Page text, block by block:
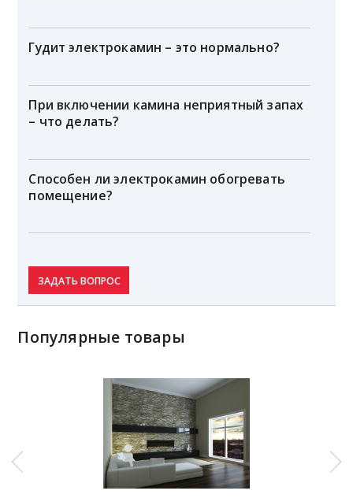
Гудит электрокамин – это нормально?
При включении камина неприятный запах
– что делать?
Способен ли электрокамин обогревать
помещение?
ЗАДАТЬ ВОПРОС
Популярные товары